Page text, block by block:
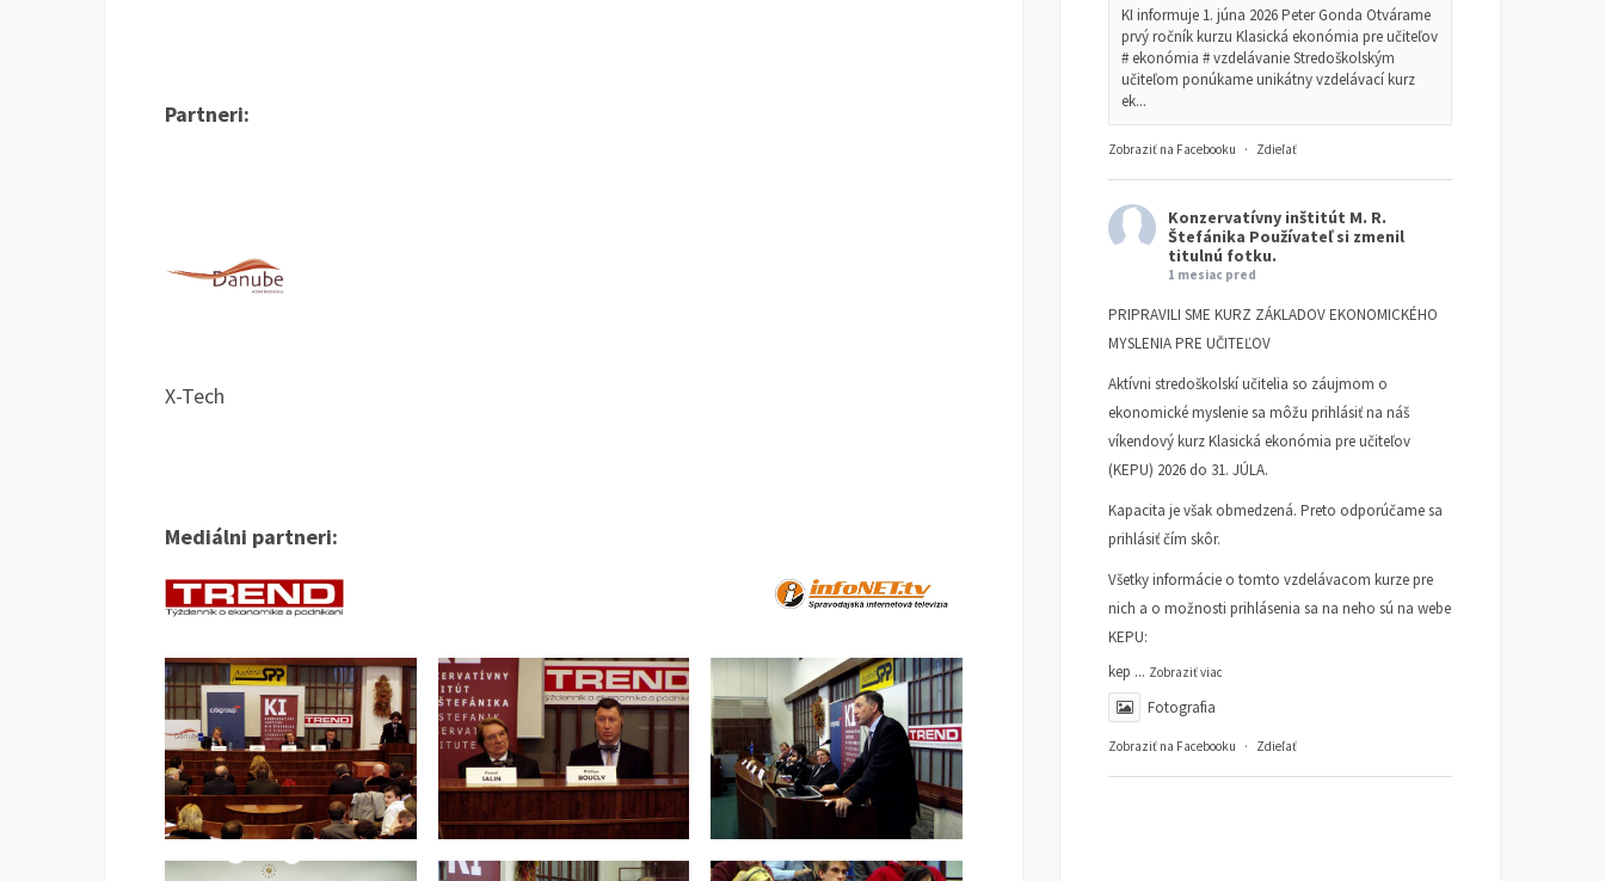
Partneri:
X-Tech
Mediálni partneri:
KI informuje 1. júna 2026 Peter Gonda Otvárame
prvý ročník kurzu Klasická ekonómia pre učiteľov
# ekonómia # vzdelávanie Stredoškolským
učiteľom ponúkame unikátny vzdelávací kurz
ek...
Zobraziť na Facebooku · Zdieľať
Konzervatívny inštitút M. R.
Štefánika Používateľ si zmenil
titulnú fotku.
1 mesiac pred
PRIPRAVILI SME KURZ ZÁKLADOV EKONOMICKÉHO
MYSLENIA PRE UČITEĽOV
Aktívni stredoškolskí učitelia so záujmom o
ekonomické myslenie sa môžu prihlásiť na náš
víkendový kurz Klasická ekonómia pre učiteľov
(KEPU) 2026 do 31. JÚLA.
Kapacita je však obmedzená. Preto odporúčame sa
prihlásiť čím skôr.
Všetky informácie o tomto vzdelávacom kurze pre
nich a o možnosti prihlásenia sa na neho sú na webe
KEPU:
kep ... Zobraziť viac
Fotografia
Zobraziť na Facebooku · Zdieľať